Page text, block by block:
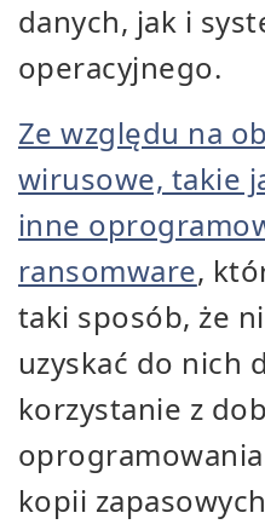
danych, jak i
operacyjnego.
Ze względu na
wirusowe, takie
inne
ransomware,
taki sposób, że
uzyskać do nich
korzystanie z
kopii